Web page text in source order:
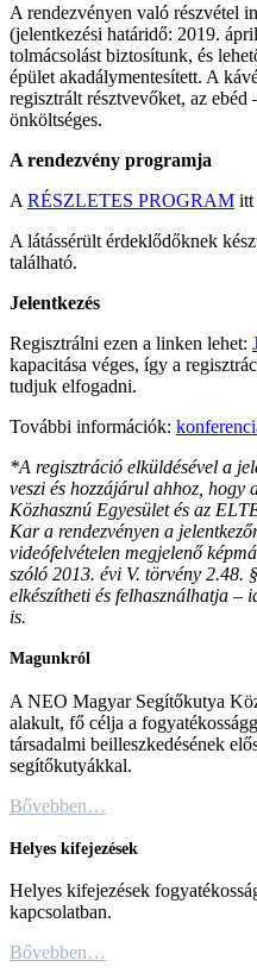
A rendezvényen való részvétel
(jelentkezési határidő: 2019.
tolmácsolást biztosítunk, és
épület akadálymentesített. A
regisztrált résztvevőket, az ebéd
önköltséges.
A rendezvény programja
A RÉSZLETES PROGRAM itt
A látássérült érdeklődőknek
található.
Jelentkezés
Regisztrálni ezen a linken lehet:
kapacitása véges, így a
tudjuk elfogadni.
További információk:
*A regisztráció elküldésével a
veszi és hozzájárul ahhoz,
Közhasznú Egyesület és az
Kar a rendezvényen a
videófelvételen megjelenő
szóló 2013. évi V. törvény 2.48.
elkészítheti és felhasználhatja –
is.
Magunkról
A NEO Magyar Segítőkutya
alakult, fő célja a
társadalmi beilleszkedésének
segítőkutyákkal.
Bővebben…
Helyes kifejezések
Helyes kifejezések
kapcsolatban.
Bővebben…